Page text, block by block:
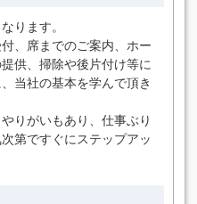
ります。
、席までのご案内、ホー
供、掃除や後片付け等に
当社の基本を学んで頂き
りがいもあり、仕事ぶり
第ですぐにステップアッ